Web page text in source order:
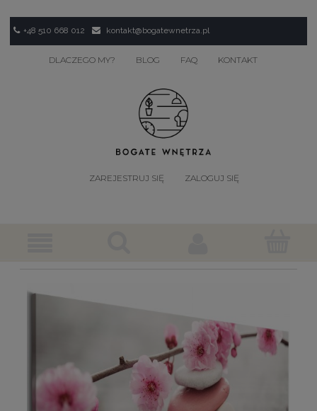
+48 510 668 012 kontakt@bogatewnetrza.pl
DLACZEGO MY? BLOG FAQ KONTAKT
ZAREJESTRUJ SIĘ ZALOGUJ SIĘ